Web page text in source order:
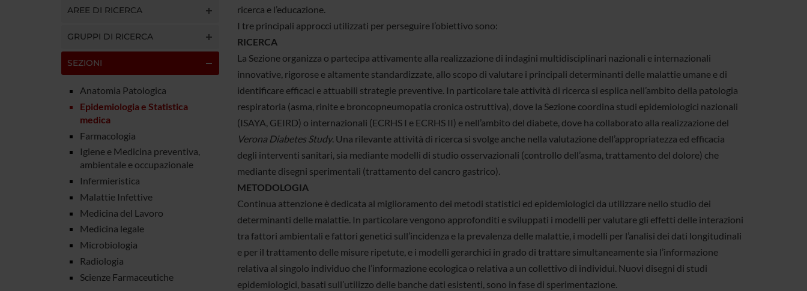
AREE DI RICERCA
GRUPPI DI RICERCA
SEZIONI
Anatomia Patologica
Epidemiologia e Statistica
medica
Farmacologia
Igiene e Medicina preventiva,
ambientale e occupazionale
Infermieristica
Malattie Infettive
Medicina del Lavoro
Medicina legale
Microbiologia
Radiologia
Scienze Farmaceutiche
ricerca e l’educazione.
I tre principali approcci utilizzati per perseguire l’obiettivo sono:
RICERCA
La Sezione organizza o partecipa attivamente alla realizzazione di indagini multidisciplinari nazionali e internazionali
innovative, rigorose e altamente standardizzate, allo scopo di valutare i principali determinanti delle malattie umane e di
identificare efficaci e attuabili strategie preventive. In particolare tale attività di ricerca si esplica nell’ambito della patologia
respiratoria (asma, rinite e broncopneumopatia cronica ostruttiva), dove la Sezione coordina studi epidemiologici nazionali
(ISAYA, GEIRD) o internazionali (ECRHS I e ECRHS II) e nell’ambito del diabete, dove ha collaborato alla realizzazione del
Verona Diabetes Study. Una rilevante attività di ricerca si svolge anche nella valutazione dell’appropriatezza ed efficacia
degli interventi sanitari, sia mediante modelli di studio osservazionali (controllo dell’asma, trattamento del dolore) che
mediante disegni sperimentali (trattamento del cancro gastrico).
METODOLOGIA
Continua attenzione è dedicata al miglioramento dei metodi statistici ed epidemiologici da utilizzare nello studio dei
determinanti delle malattie. In particolare vengono approfonditi e sviluppati i modelli per valutare gli effetti delle interazioni
tra fattori ambientali e fattori genetici sull’incidenza e la prevalenza delle malattie, i modelli per l’analisi dei dati longitudinali
e per il trattamento delle misure ripetute, e i modelli gerarchici in grado di trattare simultaneamente sia l’informazione
relativa al singolo individuo che l’informazione ecologica o relativa a un collettivo di individui. Nuovi disegni di studi
epidemiologici, basati sull’utilizzo delle banche dati esistenti, sono in fase di sperimentazione.